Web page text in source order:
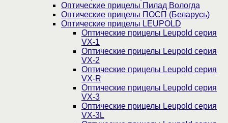
Оптические прицелы Пилад Вологда
Оптические прицелы ПОСП (Беларусь)
Оптические прицелы LEUPOLD
Оптические прицелы Leupold серия
VX-1
Оптические прицелы Leupold серия
VX-2
Оптические прицелы Leupold серия
VX-R
Оптические прицелы Leupold серия
VX-3
Оптические прицелы Leupold серия
VX-3L